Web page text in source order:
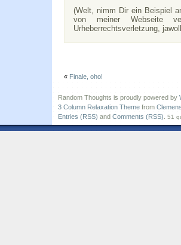
(Welt, nimm Dir ein Beispiel
von meiner Webseite
Urheberrechtsverletzung,
« Finale, oho!
Random Thoughts is proudly powered by
3 Column Relaxation Theme from
Entries (RSS) and Comments (RSS) 51